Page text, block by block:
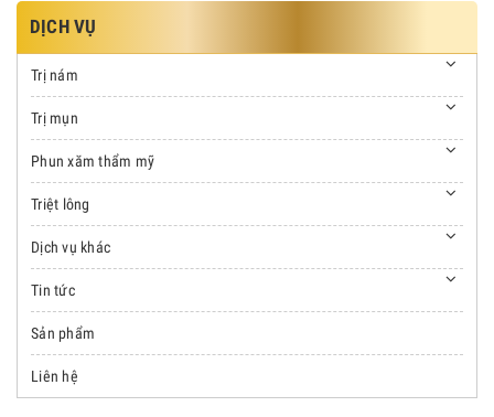
DỊCH VỤ
Trị nám
Trị mụn
Phun xăm thẩm mỹ
Triệt lông
Dịch vụ khác
Tin tức
Sản phẩm
Liên hệ